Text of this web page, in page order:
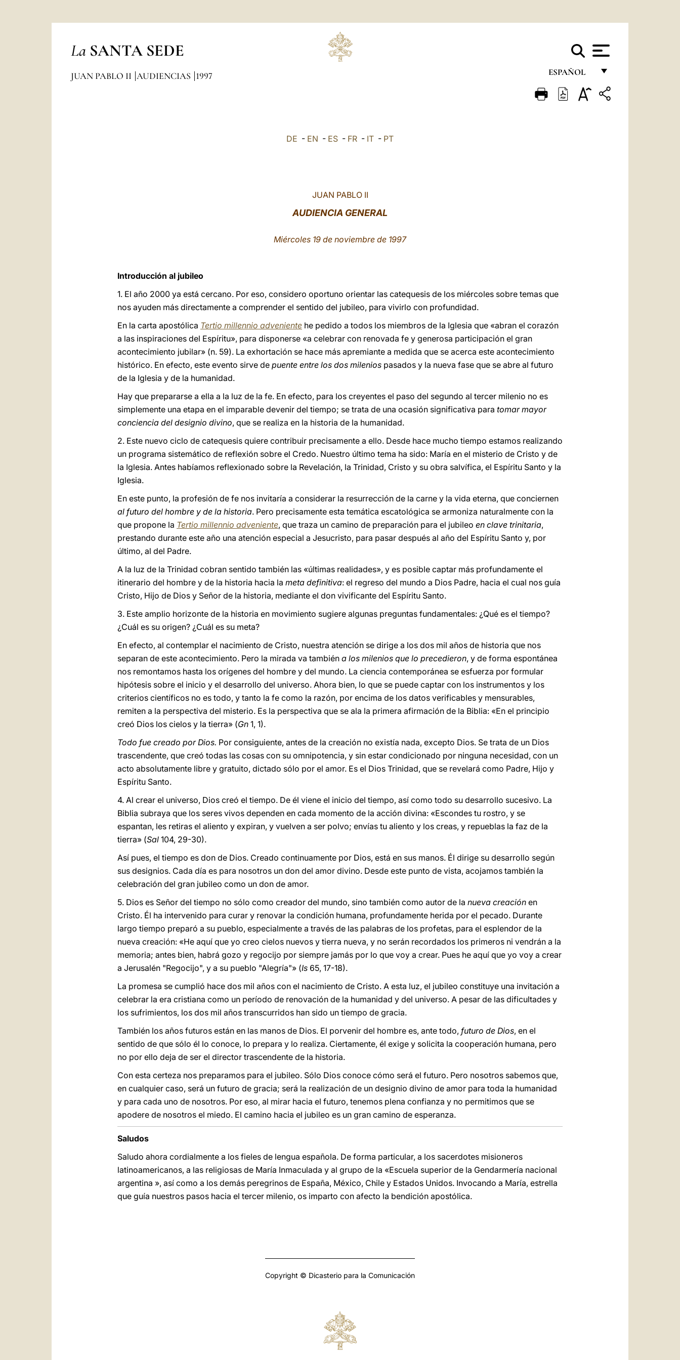
La SANTA SEDE
ESPAÑOL
FRANÇAIS
JUAN PABLO II AUDIENCIAS 1997
DE - EN - ES - FR - IT - PT
JUAN PABLO II
AUDIENCIA GENERAL
Miércoles 19 de noviembre de 1997
Introducción al jubileo
1. El año 2000 ya está cercano. Por eso, considero oportuno orientar las catequesis de los miércoles sobre temas que
nos ayuden más directamente a comprender el sentido del jubileo, para vivirlo con profundidad.
En la carta apostólica Tertio millennio adveniente he pedido a todos los miembros de la Iglesia que «abran el corazón
a las inspiraciones del Espíritu», para disponerse «a celebrar con renovada fe y generosa participación el gran
acontecimiento jubilar» (n. 59). La exhortación se hace más apremiante a medida que se acerca este acontecimiento
histórico. En efecto, este evento sirve de puente entre los dos milenios pasados y la nueva fase que se abre al futuro
de la Iglesia y de la humanidad.
Hay que prepararse a ella a la luz de la fe. En efecto, para los creyentes el paso del segundo al tercer milenio no es
simplemente una etapa en el imparable devenir del tiempo; se trata de una ocasión significativa para tomar mayor
conciencia del designio divino, que se realiza en la historia de la humanidad.
2. Este nuevo ciclo de catequesis quiere contribuir precisamente a ello. Desde hace mucho tiempo estamos realizando
un programa sistemático de reflexión sobre el Credo. Nuestro último tema ha sido: María en el misterio de Cristo y de
la Iglesia. Antes habíamos reflexionado sobre la Revelación, la Trinidad, Cristo y su obra salvífica, el Espíritu Santo y la
Iglesia.
En este punto, la profesión de fe nos invitaría a considerar la resurrección de la carne y la vida eterna, que conciernen
al futuro del hombre y de la historia. Pero precisamente esta temática escatológica se armoniza naturalmente con la
que propone la Tertio millennio adveniente, que traza un camino de preparación para el jubileo en clave trinitaria,
prestando durante este año una atención especial a Jesucristo, para pasar después al año del Espíritu Santo y, por
último, al del Padre.
A la luz de la Trinidad cobran sentido también las «últimas realidades», y es posible captar más profundamente el
itinerario del hombre y de la historia hacia la meta definitiva: el regreso del mundo a Dios Padre, hacia el cual nos guía
Cristo, Hijo de Dios y Señor de la historia, mediante el don vivificante del Espíritu Santo.
3. Este amplio horizonte de la historia en movimiento sugiere algunas preguntas fundamentales: ¿Qué es el tiempo?
¿Cuál es su origen? ¿Cuál es su meta?
En efecto, al contemplar el nacimiento de Cristo, nuestra atención se dirige a los dos mil años de historia que nos
separan de este acontecimiento. Pero la mirada va también a los milenios que lo precedieron, y de forma espontánea
nos remontamos hasta los orígenes del hombre y del mundo. La ciencia contemporánea se esfuerza por formular
hipótesis sobre el inicio y el desarrollo del universo. Ahora bien, lo que se puede captar con los instrumentos y los
criterios científicos no es todo, y tanto la fe como la razón, por encima de los datos verificables y mensurables,
remiten a la perspectiva del misterio. Es la perspectiva que se ala la primera afirmación de la Biblia: «En el principio
creó Dios los cielos y la tierra» (Gn 1, 1).
Todo fue creado por Dios. Por consiguiente, antes de la creación no existía nada, excepto Dios. Se trata de un Dios
trascendente, que creó todas las cosas con su omnipotencia, y sin estar condicionado por ninguna necesidad, con un
acto absolutamente libre y gratuito, dictado sólo por el amor. Es el Dios Trinidad, que se revelará como Padre, Hijo y
Espíritu Santo.
4. Al crear el universo, Dios creó el tiempo. De él viene el inicio del tiempo, así como todo su desarrollo sucesivo. La
Biblia subraya que los seres vivos dependen en cada momento de la acción divina: «Escondes tu rostro, y se
espantan, les retiras el aliento y expiran, y vuelven a ser polvo; envías tu aliento y los creas, y repueblas la faz de la
tierra» (Sal 104, 29-30).
Así pues, el tiempo es don de Dios. Creado continuamente por Dios, está en sus manos. Él dirige su desarrollo según
sus designios. Cada día es para nosotros un don del amor divino. Desde este punto de vista, acojamos también la
celebración del gran jubileo como un don de amor.
5. Dios es Señor del tiempo no sólo como creador del mundo, sino también como autor de la nueva creación en
Cristo. Él ha intervenido para curar y renovar la condición humana, profundamente herida por el pecado. Durante
largo tiempo preparó a su pueblo, especialmente a través de las palabras de los profetas, para el esplendor de la
nueva creación: «He aquí que yo creo cielos nuevos y tierra nueva, y no serán recordados los primeros ni vendrán a la
memoria; antes bien, habrá gozo y regocijo por siempre jamás por lo que voy a crear. Pues he aquí que yo voy a crear
a Jerusalén "Regocijo", y a su pueblo "Alegría"» (Is 65, 17-18).
La promesa se cumplió hace dos mil años con el nacimiento de Cristo. A esta luz, el jubileo constituye una invitación a
celebrar la era cristiana como un período de renovación de la humanidad y del universo. A pesar de las dificultades y
los sufrimientos, los dos mil años transcurridos han sido un tiempo de gracia.
También los años futuros están en las manos de Dios. El porvenir del hombre es, ante todo, futuro de Dios, en el
sentido de que sólo él lo conoce, lo prepara y lo realiza. Ciertamente, él exige y solicita la cooperación humana, pero
no por ello deja de ser el director trascendente de la historia.
Con esta certeza nos preparamos para el jubileo. Sólo Dios conoce cómo será el futuro. Pero nosotros sabemos que,
en cualquier caso, será un futuro de gracia; será la realización de un designio divino de amor para toda la humanidad
y para cada uno de nosotros. Por eso, al mirar hacia el futuro, tenemos plena confianza y no permitimos que se
apodere de nosotros el miedo. El camino hacia el jubileo es un gran camino de esperanza.
Saludos
Saludo ahora cordialmente a los fieles de lengua española. De forma particular, a los sacerdotes misioneros
latinoamericanos, a las religiosas de María Inmaculada y al grupo de la «Escuela superior de la Gendarmería nacional
argentina », así como a los demás peregrinos de España, México, Chile y Estados Unidos. Invocando a María, estrella
que guía nuestros pasos hacia el tercer milenio, os imparto con afecto la bendición apostólica.
Copyright © Dicasterio para la Comunicación